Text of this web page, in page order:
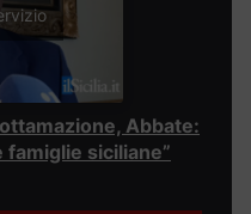
Abbate:
siciliane”